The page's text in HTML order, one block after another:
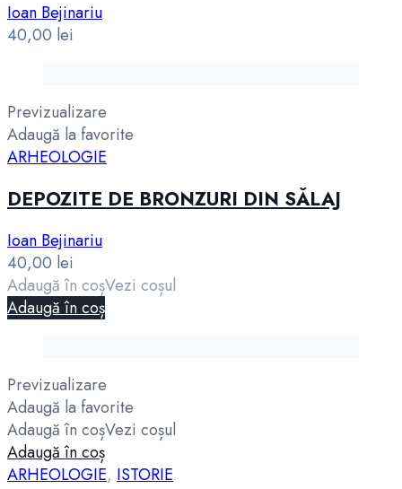
Ioan Bejinariu
40,00 lei
Previzualizare
Adaugă la favorite
ARHEOLOGIE
DEPOZITE DE BRONZURI DIN SĂLAJ
Ioan Bejinariu
40,00 lei
Adaugă în coșVezi coșul
Adaugă în coș
Previzualizare
Adaugă la favorite
Adaugă în coșVezi coșul
Adaugă în coș
ARHEOLOGIE, ISTORIE